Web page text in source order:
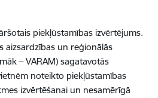
piekļūstamības izvērtējums.
aizsardzības un reģionālās
– VARAM) sagatavotās
noteikto piekļūstamības
izvērtēšanai un nesamērīgā